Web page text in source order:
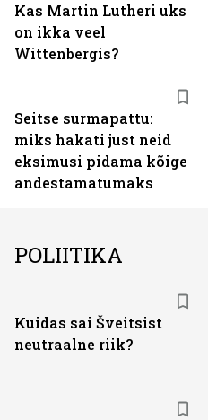
Kas Martin Lutheri uks
on ikka veel
Wittenbergis?
Seitse surmapattu:
miks hakati just neid
eksimusi pidama kõige
andestamatumaks
POLIITIKA
Kuidas sai Šveitsist
neutraalne riik?